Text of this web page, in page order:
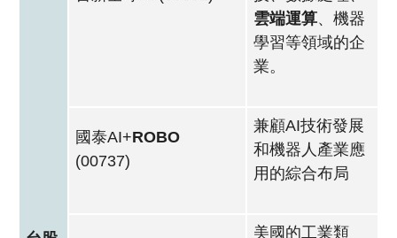
雲端運算、機器
學習等領域的企
業。
國泰AI+ROBO
(00737)
兼顧AI技術發展
和機器人產業應
用的綜合布局
美國的工業類